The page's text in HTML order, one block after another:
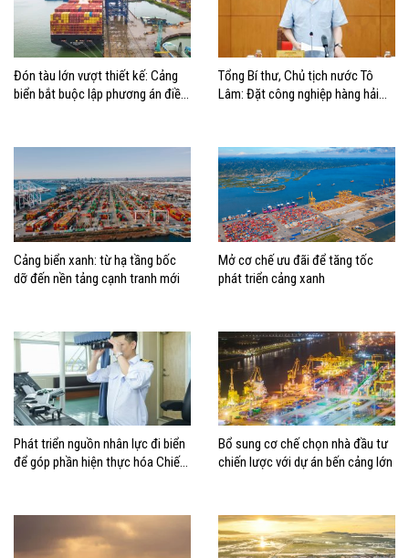
Đón tàu lớn vượt thiết kế: Cảng
biển bắt buộc lập phương án điều
Tổng Bí thư, Chủ tịch nước Tô
Lâm: Đặt công nghiệp hàng hải
biển mạnh
Cảng biển xanh: từ hạ tầng bốc
dỡ đến nền tảng cạnh tranh mới
Mở cơ chế ưu đãi để tăng tốc
phát triển cảng xanh
Phát triển nguồn nhân lực đi biển
để góp phần hiện thực hóa Chiến
Bổ sung cơ chế chọn nhà đầu tư
chiến lược với dự án bến cảng lớn